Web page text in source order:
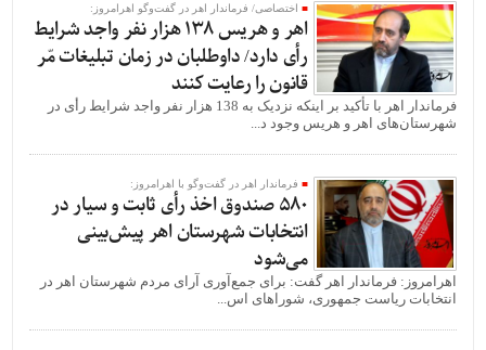
اختصاصی/ فرماندار اهر در گفت‌وگو اهرامروز:
اهر و هریس 138 هزار نفر واجد شرایط
رأی دارد/ داوطلبان در زمان تبلیغات مّر
قانون را رعایت کنند
فرماندار اهر با تأکید بر اینکه نزدیک به 138 هزار نفر واجد شرایط رأی در
شهرستان‌های اهر و هریس وجود د...
فرماندار اهر در گفت‌وگو با اهرامروز:
580 صندوق اخذ رأی ثابت و سیار در
انتخابات شهرستان اهر پیش‌بینی
می‌شود
اهرامروز: فرماندار اهر گفت: برای جمع‌آوری آرای مردم شهرستان اهر در
انتخابات ریاست جمهوری، شوراهای اس...